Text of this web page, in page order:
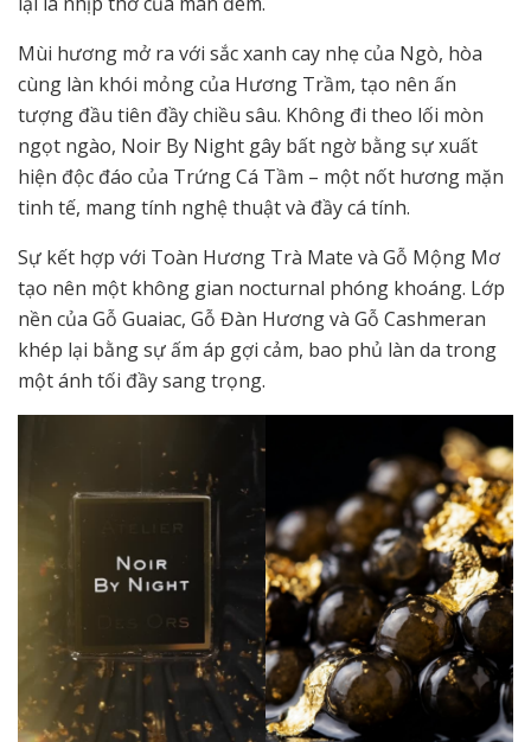
Mùi hương mở ra với sắc xanh cay nhẹ của Ngò, hòa
cùng làn khói mỏng của Hương Trầm, tạo nên ấn
tượng đầu tiên đầy chiều sâu. Không đi theo lối mòn
ngọt ngào, Noir By Night gây bất ngờ bằng sự xuất
hiện độc đáo của Trứng Cá Tầm – một nốt hương mặn
tinh tế, mang tính nghệ thuật và đầy cá tính.
Sự kết hợp với Toàn Hương Trà Mate và Gỗ Mộng Mơ
tạo nên một không gian nocturnal phóng khoáng. Lớp
nền của Gỗ Guaiac, Gỗ Đàn Hương và Gỗ Cashmeran
khép lại bằng sự ấm áp gợi cảm, bao phủ làn da trong
một ánh tối đầy sang trọng.